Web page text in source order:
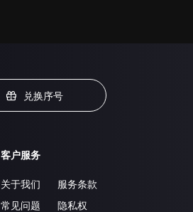
兑换序号
客户服务
关于我们
常见问题
服务条款
隐私权